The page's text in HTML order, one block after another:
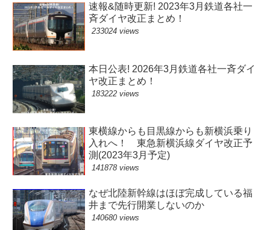
速報&随時更新! 2023年3月鉄道各社一
斉ダイヤ改正まとめ！
233024 views
本日公表! 2026年3月鉄道各社一斉ダイ
ヤ改正まとめ！
183222 views
東横線からも目黒線からも新横浜乗り
入れへ！ 東急新横浜線ダイヤ改正予
測(2023年3月予定)
141878 views
なぜ北陸新幹線はほぼ完成している福
井まで先行開業しないのか
140680 views